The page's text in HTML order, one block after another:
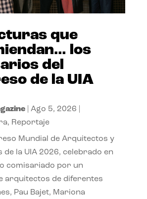
que
los
del
de la UIA
| Ago 5, 2026
, Reportaje
Mundial de Arquitectos y
la UIA 2026, celebrado en
comisariado por un
arquitectos de diferentes
Pau Bajet, Mariona